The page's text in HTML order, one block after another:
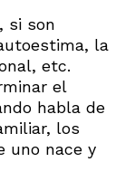
si son
la
etc.
el
habla de
los
uno nace y